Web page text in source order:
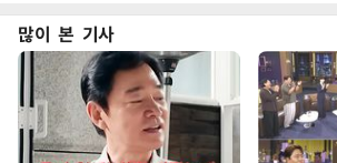
많이 본 기사